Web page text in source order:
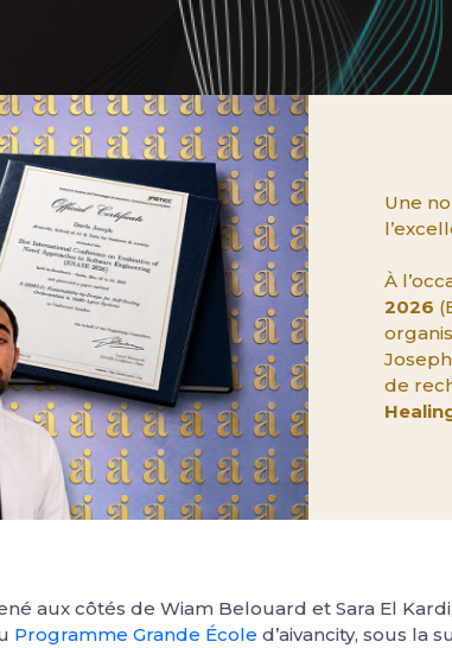
Une
À
2026
de
aux côtés de Wiam Belouard et Sara El
Programme Grande École d’aivancity, sous la